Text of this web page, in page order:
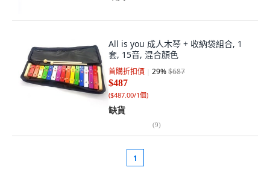
All is you 成人木琴 + 收納袋組合, 1
套, 15音, 混合顏色
首購折扣價 29%$687
$487
($487.00/1個)
缺貨
(9)
1